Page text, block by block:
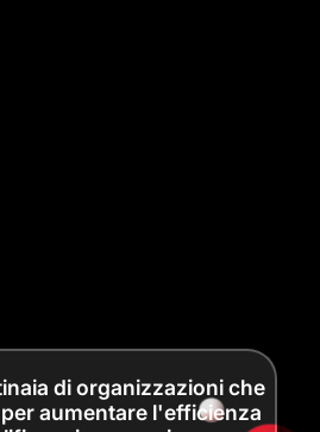
di organizzazioni che
aumentare l'efficienza